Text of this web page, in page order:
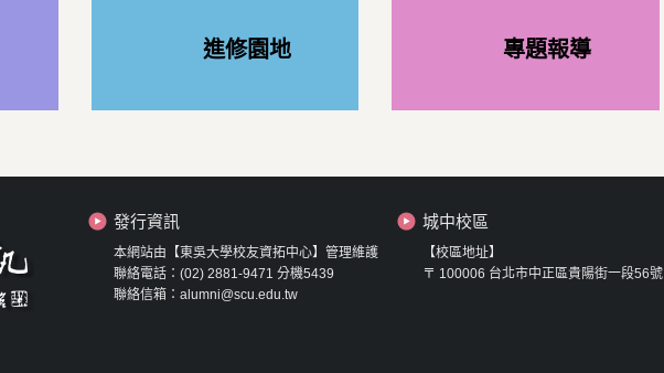
進修園地 專題報導
發行資訊
本網站由【東吳大學校友資拓中心】管理維護
聯絡電話：(02) 2881-9471 分機5439
聯絡信箱：alumni@scu.edu.tw
城中校區
【校區地址】
〒 100006 台北市中正區貴陽街一段56號